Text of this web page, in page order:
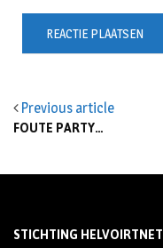
Previous article
FOUTE PARTY…
STICHTING HELVOIRTNET